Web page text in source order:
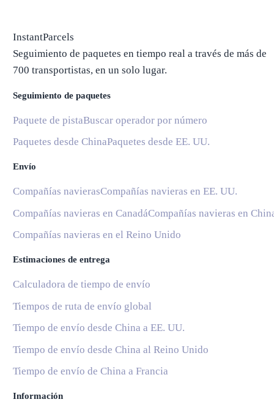
InstantParcels
Seguimiento de paquetes en tiempo real a través de más de
700 transportistas, en un solo lugar.
Seguimiento de paquetes
Paquete de pistaBuscar operador por número
Paquetes desde ChinaPaquetes desde EE. UU.
Envío
Compañías navierasCompañías navieras en EE. UU.
Compañías navieras en CanadáCompañías navieras en
Compañías navieras en el Reino Unido
Estimaciones de entrega
Calculadora de tiempo de envío
Tiempos de ruta de envío global
Tiempo de envío desde China a EE. UU.
Tiempo de envío desde China al Reino Unido
Tiempo de envío de China a Francia
Información